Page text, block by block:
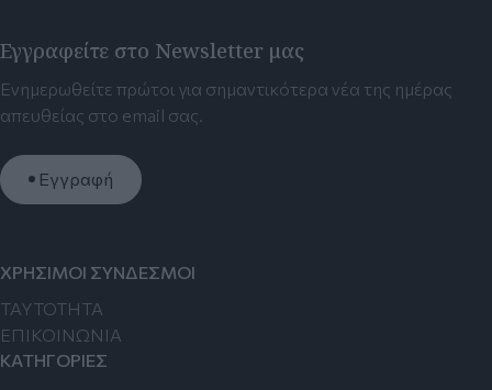
Εγγραφείτε στο Newsletter μας
Ενημερωθείτε πρώτοι για σημαντικότερα νέα της ημέρας
απευθείας στο email σας.
Εγγραφή
ΧΡΗΣΙΜΟΙ ΣΥΝΔΕΣΜΟΙ
TAYTOTHTA
ΕΠΙΚΟΙΝΩΝΙΑ
ΚΑΤΗΓΟΡΙΕΣ